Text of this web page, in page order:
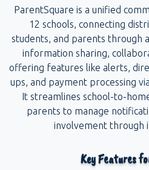
ParentSquare is a unified
12 schools, connecting
students, and parents through
information sharing,
offering features like alerts,
ups, and payment processing
It streamlines school-to-
parents to manage
involvement through
Key Features